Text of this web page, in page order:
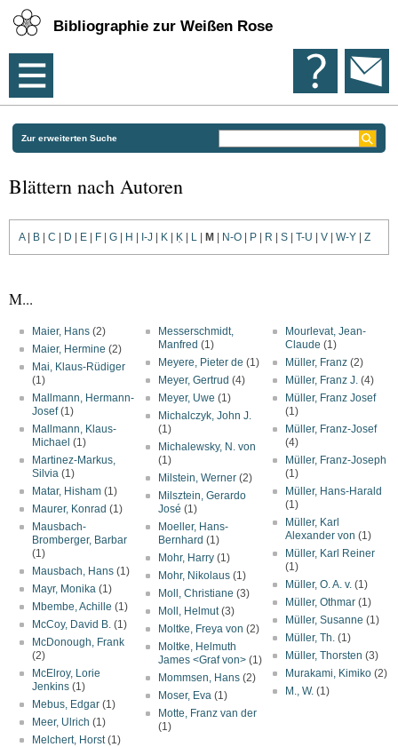
Bibliographie zur Weißen Rose
Zur erweiterten Suche
Blättern nach Autoren
A| B C D E F G H I-J K Ḳ L M N-O P R S T-U V W-Y Z
M...
Maier, Hans (2)
Maier, Hermine (2)
Mai, Klaus-Rüdiger
(1)
Mallmann, Hermann-
Josef(1)
Mallmann, Klaus-
Michael (1)
Martinez-Markus,
Silvia (1)
Matar, Hisham (1)
Maurer, Konrad (1)
Mausbach-
Bromberger, Barbar
(1)
Mausbach, Hans (1)
Mayr, Monika (1)
Mbembe, Achille (1)
McCoy, David B. (1)
McDonough, Frank
(2)
McElroy, Lorie
Jenkins (1)
Mebus, Edgar (1)
Meer, Ulrich (1)
Melchert, Horst(1)
Messerschmidt,
Manfred (1)
Meyere, Pieter de (1)
Meyer, Gertrud (4)
Meyer, Uwe (1)
Michalczyk, John J.
(1)
Michalewsky, N. von
(1)
Milstein, Werner (2)
Milsztein, Gerardo
José (1)
Moeller, Hans-
Bernhard (1)
Mohr, Harry (1)
Mohr, Nikolaus (1)
Moll, Christiane (3)
Moll, Helmut(3)
Moltke, Freya von (2)
Moltke, Helmuth
James <Graf von> (1)
Mommsen, Hans (2)
Moser, Eva (1)
Motte, Franz van der
(1)
Mourlevat, Jean-
Claude (1)
Müller, Franz (2)
Müller, Franz J. (4)
Müller, Franz Josef
(1)
Müller, Franz-Josef
(4)
Müller, Franz-Joseph
(1)
Müller, Hans-Harald
(1)
Müller, Karl
Alexander von (1)
Müller, Karl Reiner
(1)
Müller, O. A. v. (1)
Müller, Othmar (1)
Müller, Susanne (1)
Müller, Th. (1)
Müller, Thorsten (3)
Murakami, Kimiko (2)
M., W. (1)